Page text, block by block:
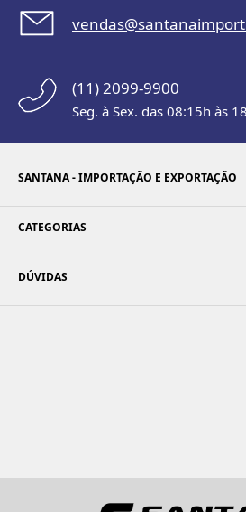
(11) 2099-9900
Seg. à Sex. das 08:15h às
SANTANA - IMPORTAÇÃO E EXPORTAÇÃO
CATEGORIAS
DÚVIDAS